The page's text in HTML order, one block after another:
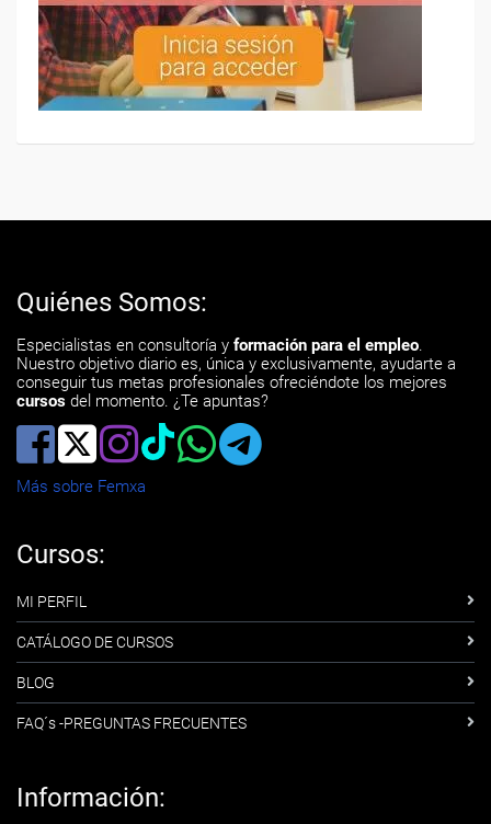
Quiénes Somos:
Especialistas en consultoría y formación para el empleo.
Nuestro objetivo diario es, única y exclusivamente, ayudarte a
conseguir tus metas profesionales ofreciéndote los mejores
cursos del momento. ¿Te apuntas?
Más sobre Femxa
Cursos:
MI PERFIL
CATÁLOGO DE CURSOS
BLOG
FAQ´s -PREGUNTAS FRECUENTES
Información: